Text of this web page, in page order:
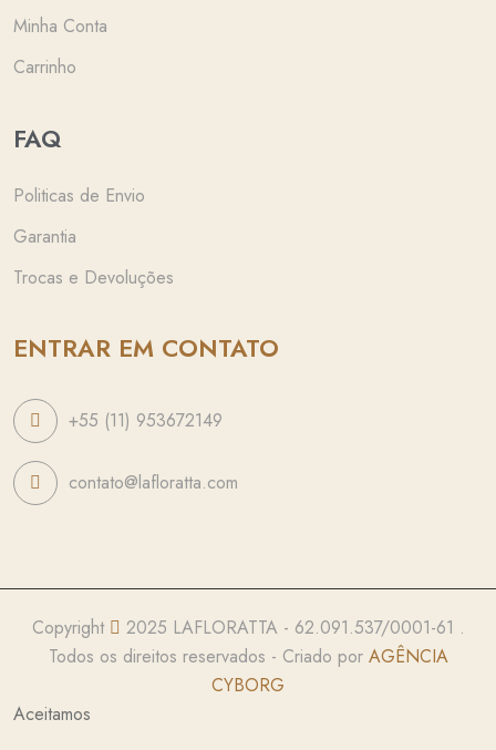
Minha Conta
Carrinho
FAQ
Politicas de Envio
Garantia
Trocas e Devoluções
ENTRAR EM CONTATO
+55 (11) 953672149
contato@lafloratta.com
Copyright
2025 LAFLORATTA - 62.091.537/0001-61 .
Todos os direitos reservados - Criado por AGÊNCIA
CYBORG
Aceitamos